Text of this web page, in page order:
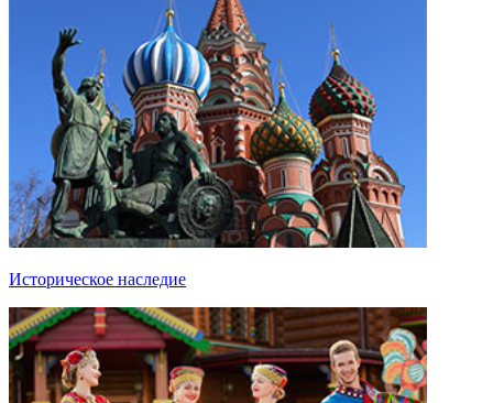
Историческое наследие